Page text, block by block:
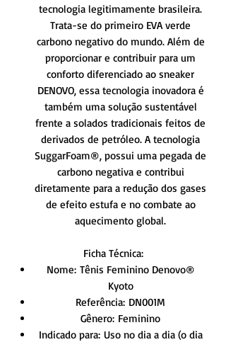
tecnologia legitimamente brasileira.
Trata-se do primeiro EVA verde
carbono negativo do mundo. Além de
proporcionar e contribuir para um
conforto diferenciado ao sneaker
DENOVO, essa tecnologia inovadora é
também uma solução sustentável
frente a solados tradicionais feitos de
derivados de petróleo. A tecnologia
SuggarFoam®, possui uma pegada de
carbono negativa e contribui
diretamente para a redução dos gases
de efeito estufa e no combate ao
aquecimento global.
Ficha Técnica:
Nome: Tênis Feminino Denovo®
Kyoto
Referência: DN001M
Gênero: Feminino
Indicado para: Uso no dia a dia (o dia